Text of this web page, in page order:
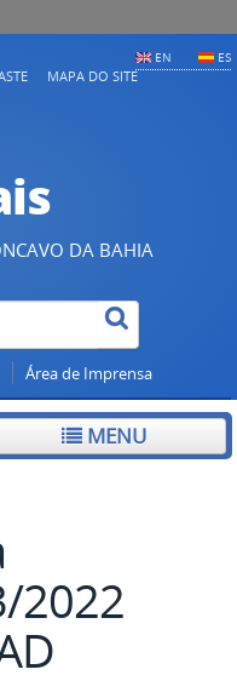
EN ES
MAPA DO SITE
DA BAHIA
Área de Imprensa
MENU
2022